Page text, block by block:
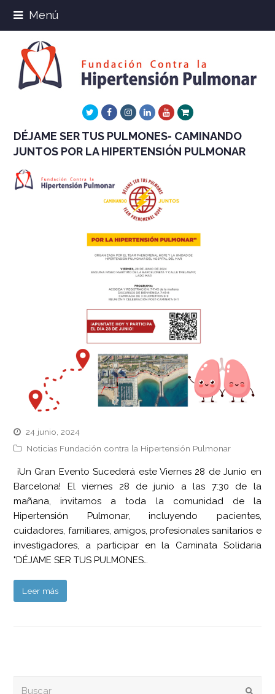
Menú
TwitterFacebookInstagram
LinkedInYoutube
Xing
DÉJAME SER TUS PULMONES- CAMINANDO
JUNTOS POR LA HIPERTENSIÓN PULMONAR
24 junio, 2024
Noticias Fundación contra la Hipertensión Pulmonar
¡Un Gran Evento Sucederá este Viernes 28 de Junio en
Barcelona! El viernes 28 de junio a las 7:30 de la
mañana, invitamos a toda la comunidad de la
Hipertensión Pulmonar, incluyendo pacientes,
cuidadores, familiares, amigos, profesionales sanitarios e
investigadores, a participar en la Caminata Solidaria
"DÉJAME SER TUS PULMONES…
Leer más